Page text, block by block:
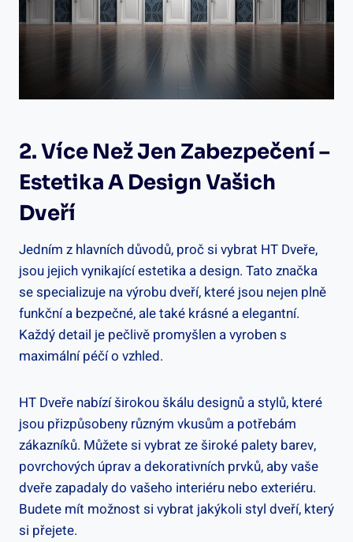
2. Více Než Jen Zabezpečení –
Estetika A Design Vašich
Dveří
Jedním z hlavních důvodů, proč si vybrat HT Dveře,
jsou jejich vynikající estetika a design. Tato značka
se specializuje na výrobu dveří, které jsou nejen plně
funkční a bezpečné, ale také krásné a elegantní.
Každý detail je pečlivě promyšlen a vyroben s
maximální péčí o vzhled.
HT Dveře nabízí širokou škálu designů a stylů, které
jsou přizpůsobeny různým vkusům a potřebám
zákazníků. Můžete si vybrat ze široké palety barev,
povrchových úprav a dekorativních prvků, aby vaše
dveře zapadaly do vašeho interiéru nebo exteriéru.
Budete mít možnost si vybrat jakýkoli styl dveří, který
si přejete.